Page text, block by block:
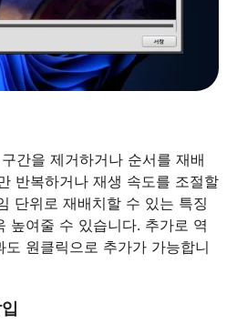
간을 제거하거나 순서를 재배
반복하거나 재생 속도를 조절할
단위로 재배치할 수 있는 특징
높여줄 수 있습니다. 추가로 역
원클릭으로 추가가 가능합니